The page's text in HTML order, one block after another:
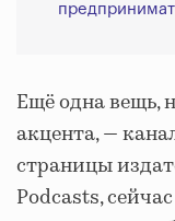
Ещё одна вещь,
акцента, —
страницы
Podcasts,